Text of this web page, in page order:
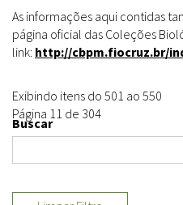
As informações aqui contidas
página oficial das Coleções
link: http://cbpm.fiocruz.br/
Exibindo itens do 501 ao 550
Página 11 de 304
Buscar